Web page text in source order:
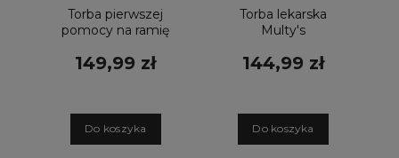
Torba pierwszej
pomocy na ramię
czerwona
149,99 zł
Do koszyka
Torba lekarska
Multy's
144,99 zł
Do koszyka